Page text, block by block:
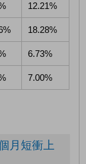
12.21%
18.28%
6.73%
7.00%
月短衝上